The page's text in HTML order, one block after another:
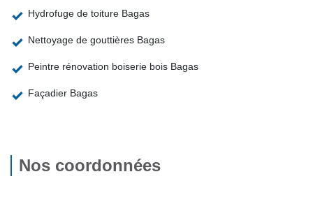
Hydrofuge de toiture Bagas
Nettoyage de gouttières Bagas
Peintre rénovation boiserie bois Bagas
Façadier Bagas
Nos coordonnées